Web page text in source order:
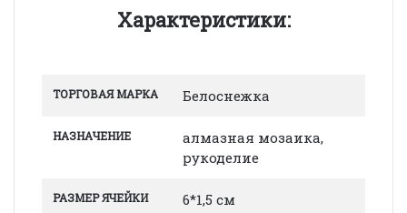
Характеристики:
ТОРГОВАЯ МАРКА Белоснежка
НАЗНАЧЕНИЕ
алмазная мозаика,
рукоделие
РАЗМЕР ЯЧЕЙКИ 6*1,5 см